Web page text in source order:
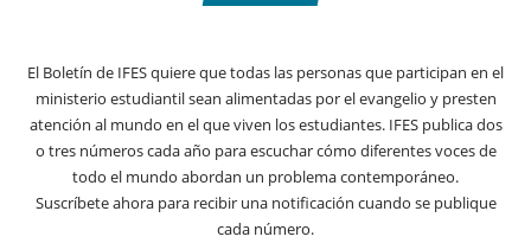
El Boletín de IFES quiere que todas las personas que participan en el
ministerio estudiantil sean alimentadas por el evangelio y presten
atención al mundo en el que viven los estudiantes. IFES publica dos
o tres números cada año para escuchar cómo diferentes voces de
todo el mundo abordan un problema contemporáneo.
Suscríbete ahora para recibir una notificación cuando se publique
cada número.